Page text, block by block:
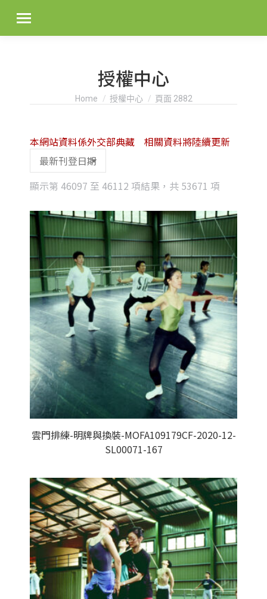
授權中心
You are here:
Home 授權中心 頁面 2882
顯示第 46097 至 46112 項結果，共 53671 項
latest
本網站資料係外交部典藏 相關資料將陸續更新
雲門排練-明牌與換裝-MOFA109179CF-2020-12-
SL00071-167